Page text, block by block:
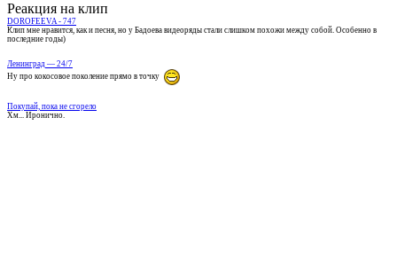
Реакция на клип
DOROFEEVA - 747
Клип мне нравится, как и песня, но у Бадоева видеоряды стали слишком похожи между собой. Особенно в
последние годы)
Ленинград — 24/7
Ну про кокосовое поколение прямо в точку
Покупай, пока не сгорело
Хм... Иронично.